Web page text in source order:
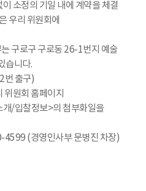
소정의 기일 내에 계약을 체결
우리 위원회에
구로구 구로동 26-1번지 예술
습니다.
출구)
원회 홈페이지
개/입찰정보>의 첨부화일을
(경영인사부 문병진 차장)